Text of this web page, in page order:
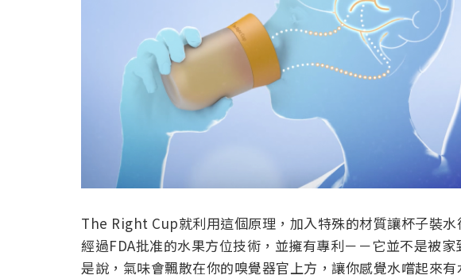
The Right Cup就利用這個原理，加入特殊的材質讓杯子裝
經過FDA批准的水果方位技術，並擁有專利－－它並不是被
是說，氣味會飄散在你的嗅覺器官上方，讓你感覺水嚐起來